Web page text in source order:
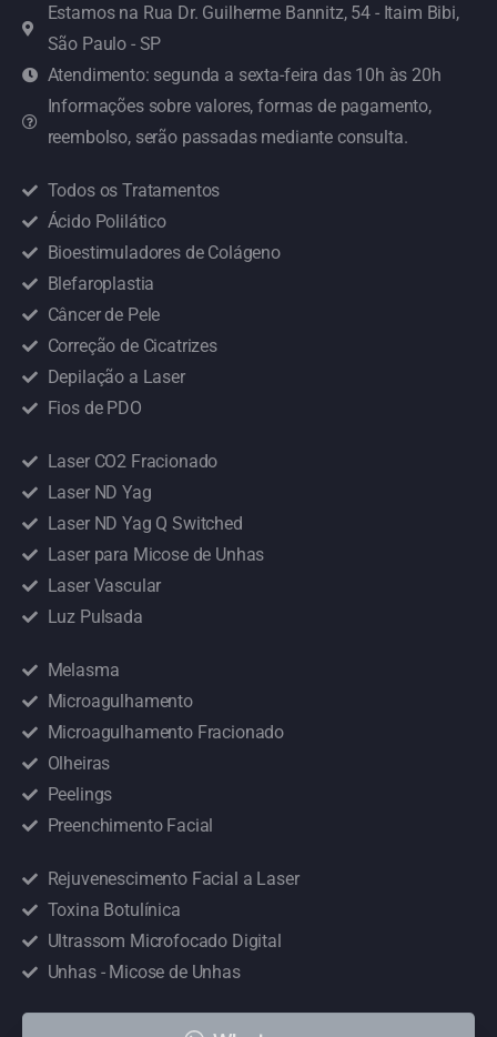
Estamos na Rua Dr. Guilherme Bannitz, 54 - Itaim Bibi,
São Paulo - SP
Atendimento: segunda a sexta-feira das 10h às 20h
Informações sobre valores, formas de pagamento,
reembolso, serão passadas mediante consulta.
Todos os Tratamentos
Ácido Polilático
Bioestimuladores de Colágeno
Blefaroplastia
Câncer de Pele
Correção de Cicatrizes
Depilação a Laser
Fios de PDO
Laser CO2 Fracionado
Laser ND Yag
Laser ND Yag Q Switched
Laser para Micose de Unhas
Laser Vascular
Luz Pulsada
Melasma
Microagulhamento
Microagulhamento Fracionado
Olheiras
Peelings
Preenchimento Facial
Rejuvenescimento Facial a Laser
Toxina Botulínica
Ultrassom Microfocado Digital
Unhas - Micose de Unhas